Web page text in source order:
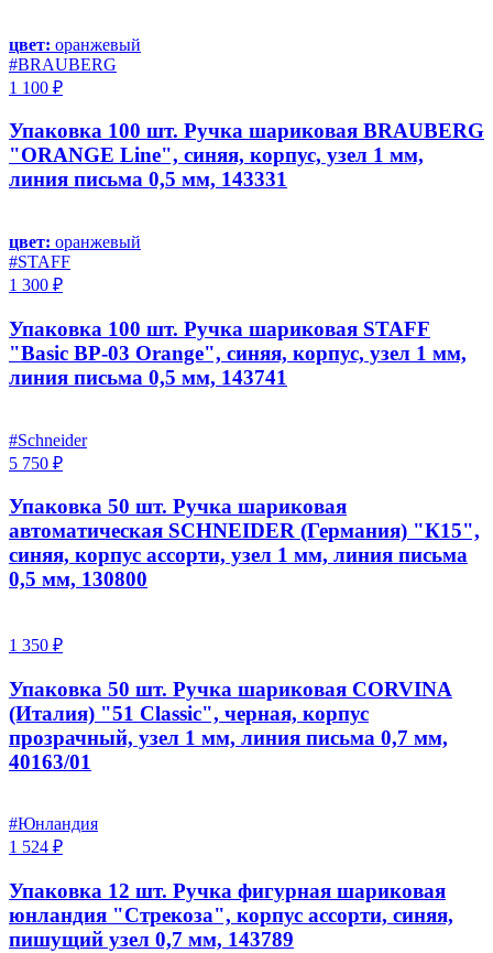
цвет: оранжевый
#BRAUBERG
1 100 ₽
Упаковка 100 шт. Ручка шариковая BRAUBERG
"ORANGE Line", синяя, корпус, узел 1 мм,
линия письма 0,5 мм, 143331
цвет: оранжевый
#STAFF
1 300 ₽
Упаковка 100 шт. Ручка шариковая STAFF
"Basic BP-03 Orange", синяя, корпус, узел 1 мм,
линия письма 0,5 мм, 143741
#Schneider
5 750 ₽
Упаковка 50 шт. Ручка шариковая
автоматическая SCHNEIDER (Германия) "К15",
синяя, корпус ассорти, узел 1 мм, линия письма
0,5 мм, 130800
1 350 ₽
Упаковка 50 шт. Ручка шариковая CORVINA
(Италия) "51 Classic", черная, корпус
прозрачный, узел 1 мм, линия письма 0,7 мм,
40163/01
#Юнландия
1 524 ₽
Упаковка 12 шт. Ручка фигурная шариковая
юнландия "Стрекоза", корпус ассорти, синяя,
пишущий узел 0,7 мм, 143789